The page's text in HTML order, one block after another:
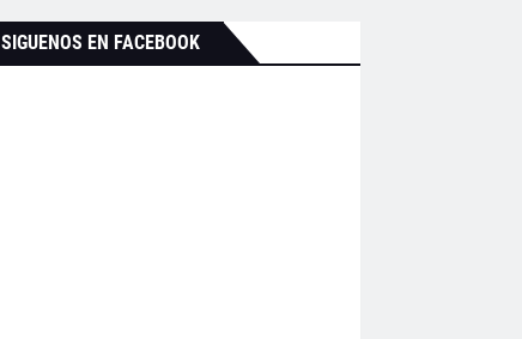
SIGUENOS EN FACEBOOK